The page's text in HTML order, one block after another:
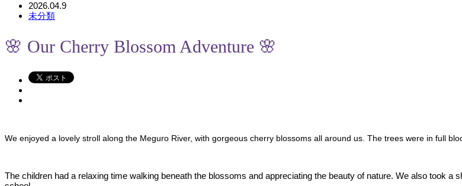
2026.04.9
未分類
🌸 Our Cherry Blossom Adventure 🌸
We enjoyed a lovely stroll along the Meguro River, with gorgeous cherry blossoms all around us. The trees were in full
The children had a relaxing time walking beneath the blossoms and appreciating the beauty of nature. We also took